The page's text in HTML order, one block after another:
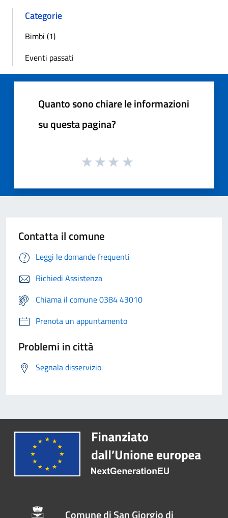
Categorie
Bimbi (1)
Eventi passati
Quanto sono chiare le informazioni
su questa pagina?
Contatta il comune
Leggi le domande frequenti
Richiedi Assistenza
Chiama il comune 0384 43010
Prenota un appuntamento
Problemi in città
Segnala disservizio
Comune di San Giorgio di